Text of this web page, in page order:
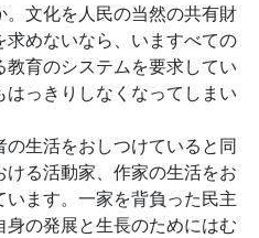
文化を人民の当然の共有財
めないなら、いますべての
育のシステムを要求してい
っきりしなくなってしまい
生活をおしつけていると同
る活動家、作家の生活をお
ます。一家を背負った民主
の発展と生長のためにはむ